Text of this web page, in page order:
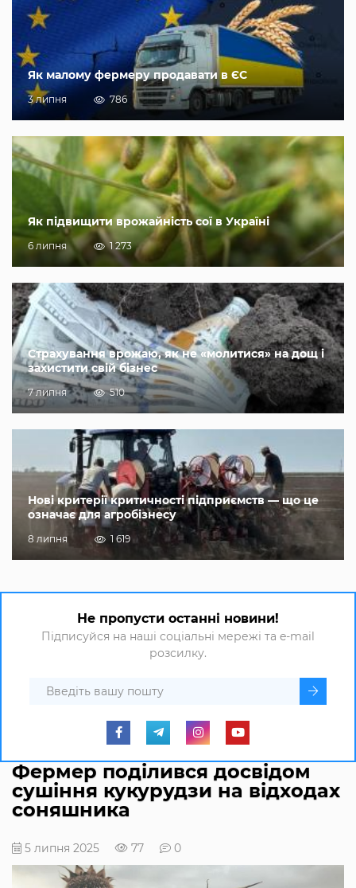
Як малому фермеру продавати в ЄС
3 липня 786
Як підвищити врожайність сої в Україні
6 липня 1 273
Страхування врожаю, як не «молитися» на дощ і
захистити свій бізнес
7 липня 510
Нові критерії критичності підприємств — що це
означає для агробізнесу
8 липня 1 619
Не пропусти останні новини!
Підписуйся на наші соціальні мережі та e-mail
розсилку.
Фермер поділився досвідом
сушіння кукурудзи на відходах
соняшника
5 липня 2025 77 0